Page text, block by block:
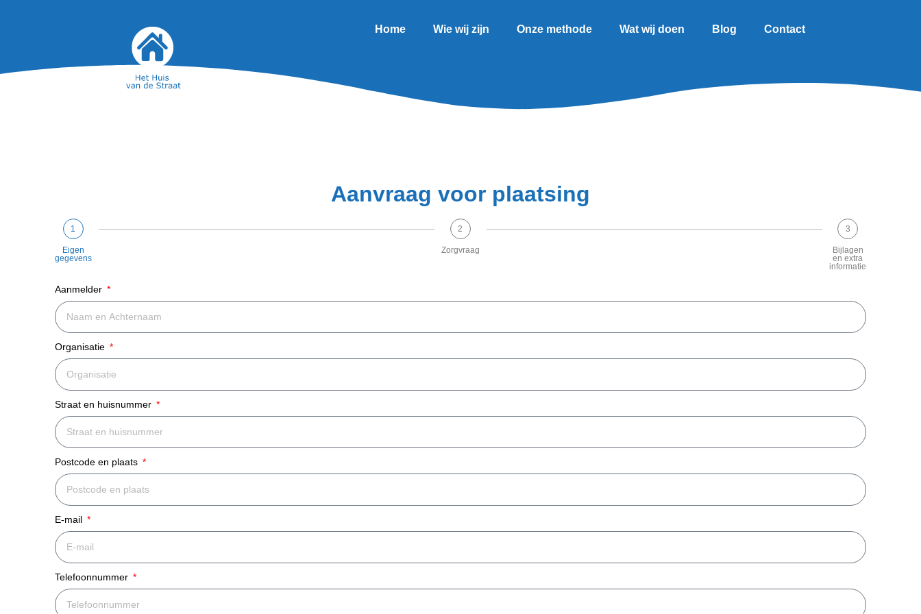
Home Wie wij zijn Onze methode Wat wij doen Blog Contact
Aanvraag voor plaatsing
1
Eigen
gegevens
2
Zorgvraag
3
Bijlagen
en extra
informatie
Aanmelder
Organisatie
Straat en huisnummer
Postcode en plaats
E-mail
Telefoonnummer